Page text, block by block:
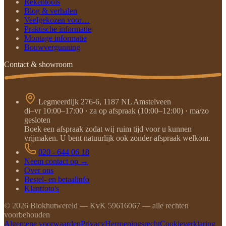
Rekentools
Blog & verhalen
Veelgekozen voor…
Praktische informatie
Montage informatie
Bouwvergunning
Contact & showroom
Legmeerdijk 276-6, 1187 NL Amstelveen
di–vr 10:00–17:00 · za op afspraak (10:00–12:00) · ma/zo
gesloten
Boek een afspraak zodat wij ruim tijd voor u kunnen
vrijmaken. U bent natuurlijk ook zonder afspraak welkom.
020 - 644 06 18
Neem contact op →
Over ons
Bestel- en betaalinfo
Klantfoto's
© 2026 Blokhutwereld — KvK 59616067 — alle rechten
voorbehouden
Algemene voorwaardenPrivacyHerroepingsrechtCookieverklaring